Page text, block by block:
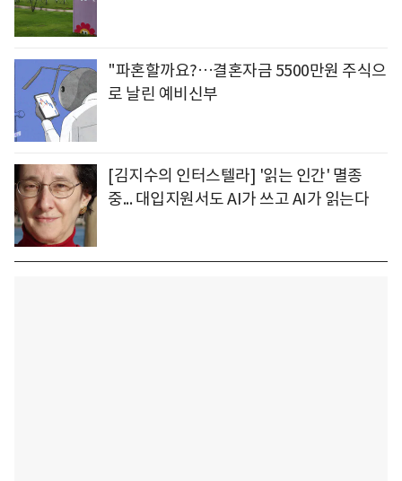
"파혼할까요?…결혼자금 5500만원 주식으
로 날린 예비신부
[김지수의 인터스텔라] '읽는 인간' 멸종
중... 대입지원서도 AI가 쓰고 AI가 읽는다